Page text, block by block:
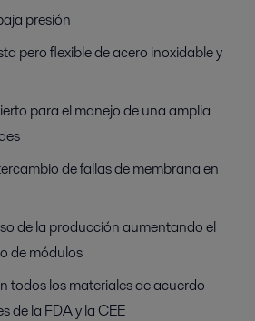
presión
pero flexible de acero inoxidable y
para el manejo de una amplia
de fallas de membrana en
de la producción aumentando el
de módulos
todos los materiales de acuerdo
de la FDA y la CEE